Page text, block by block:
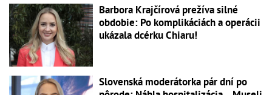
Barbora Krajčírová prežíva silné
obdobie: Po komplikáciách a operácii
ukázala dcérku Chiaru!
Slovenská moderátorka pár dní po